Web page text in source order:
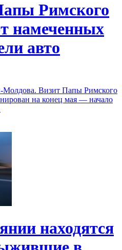
Римского
намеченных
авто
Визит Папы Римского
на конец мая — начало
находятся